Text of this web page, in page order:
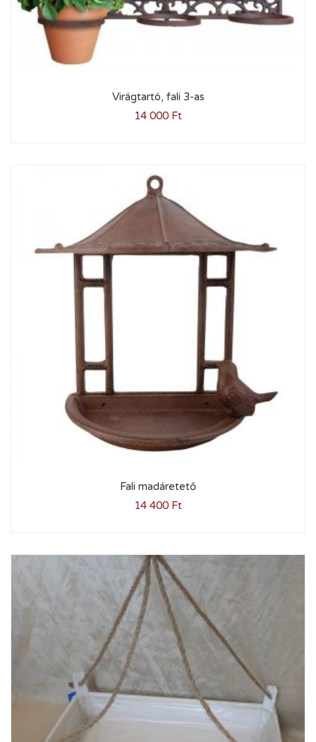
Virágtartó, fali 3-as
14 000 Ft
Fali madáretető
14 400 Ft